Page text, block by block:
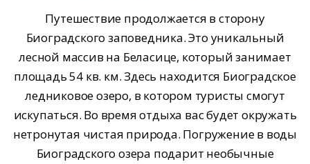
Путешествие продолжается в сторону
Биоградского заповедника. Это уникальный
лесной массив на Беласице, который занимает
площадь 54 кв. км. Здесь находится Биоградское
ледниковое озеро, в котором туристы смогут
искупаться. Во время отдыха вас будет окружать
нетронутая чистая природа. Погружение в воды
Биоградского озера подарит необычные